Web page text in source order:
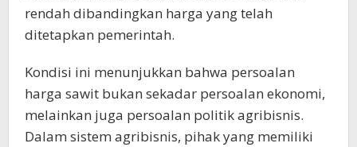
rendah dibandingkan harga yang telah
ditetapkan pemerintah.
Kondisi ini menunjukkan bahwa persoalan
harga sawit bukan sekadar persoalan ekonomi,
melainkan juga persoalan politik agribisnis.
Dalam sistem agribisnis, pihak yang memiliki